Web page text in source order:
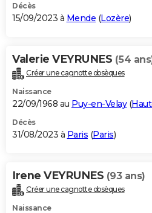
Décès
15/09/2023 à Mende (Lozère)
Valerie VEYRUNES (54
Créer une cagnotte obsèques
Naissance
22/09/1968 au Puy-en-Velay(
Décès
31/08/2023 à Paris (Paris)
Irene VEYRUNES (93 ans)
Créer une cagnotte obsèques
Naissance